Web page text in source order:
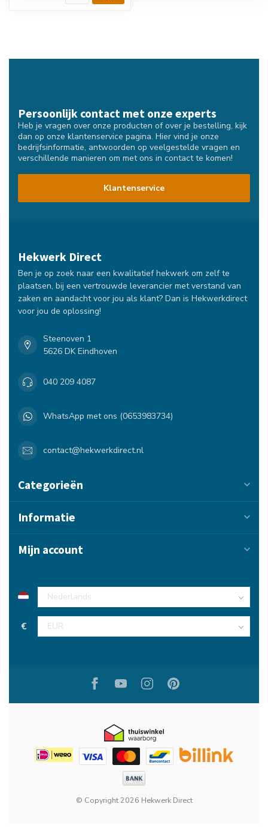
Persoonlijk contact met onze experts
Heb je vragen over onze producten of over je bestelling, kijk
dan op onze klantenservice pagina. Hier vind je onze
bedrijfsinformatie, antwoorden op veelgestelde vragen en
verschillende manieren om met ons in contact te komen!
Klantenservice
Hekwerk Direct
Ben je op zoek naar een kwalitatief hekwerk om zelf te
plaatsen, bij een vertrouwde leverancier met verstand van
zaken en aandacht voor jou als klant? Dan is Hekwerkdirect
voor jou de oplossing!
Steenoven 1
5626 DK Eindhoven
040 209 4087
WhatsApp met ons (0653983734)
contact@hekwerkdirect.nl
Categorieën
Informatie
Mijn account
€
© Copyright 2026 Hekwerk Direct